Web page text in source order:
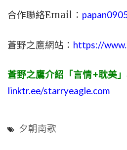
合作聯絡Email：
蒼野之鷹網站： https://
蒼野之鷹介紹「言情+耽美
linktr.ee/starryeagle.com
夕朝南歌